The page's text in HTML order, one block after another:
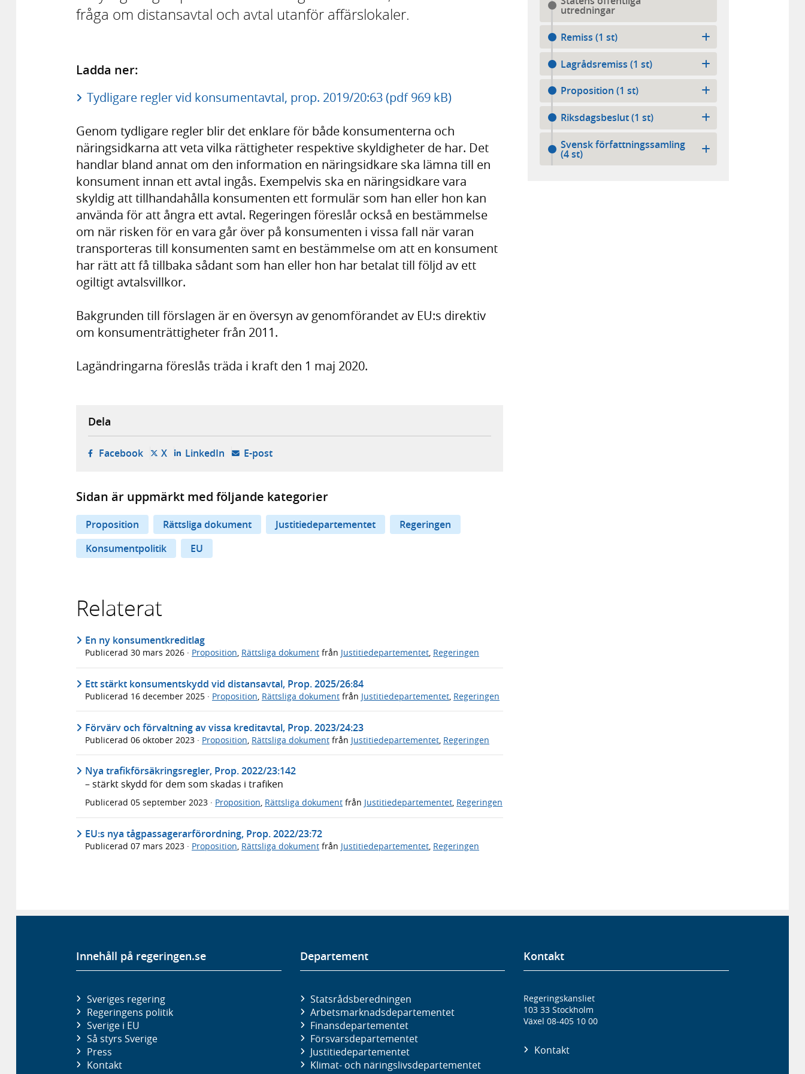
fråga om distansavtal och avtal utanför affärslokaler.
Ladda ner:
Tydligare regler vid konsumentavtal, prop. 2019/20:63 (pdf 969 kB)
Genom tydligare regler blir det enklare för både konsumenterna och
näringsidkarna att veta vilka rättigheter respektive skyldigheter de har. Det
handlar bland annat om den information en näringsidkare ska lämna till en
konsument innan ett avtal ingås. Exempelvis ska en näringsidkare vara
skyldig att tillhandahålla konsumenten ett formulär som han eller hon kan
använda för att ångra ett avtal. Regeringen föreslår också en bestämmelse
om när risken för en vara går över på konsumenten i vissa fall när varan
transporteras till konsumenten samt en bestämmelse om att en konsument
har rätt att få tillbaka sådant som han eller hon har betalat till följd av ett
ogiltigt avtalsvillkor.
Bakgrunden till förslagen är en översyn av genomförandet av EU:s direktiv
om konsumenträttigheter från 2011.
Lagändringarna föreslås träda i kraft den 1 maj 2020.
utredningar
Remiss (1 st)
Lagrådsremiss (1 st)
Proposition (1 st)
Riksdagsbeslut (1 st)
Svensk författningssamling
(4 st)
Dela
Facebook- öppnas i ny flik, extern webbplats,
X- öppnas i ny flik, extern webbplats,
LinkedIn- öppnas i ny flik, extern webbplats,
E-post- öppnar din e-postklient,
Sidan är uppmärkt med följande kategorier
Proposition Rättsliga dokument Justitiedepartementet
Regeringen
Konsumentpolitik
EU
Relaterat
En ny konsumentkreditlag
Publicerad 30 mars 2026 · Proposition, Rättsliga dokument från Justitiedepartementet, Regeringen
Ett stärkt konsumentskydd vid distansavtal, Prop. 2025/26:84
Publicerad 16 december 2025 · Proposition, Rättsliga dokument från Justitiedepartementet, Regeringen
Förvärv och förvaltning av vissa kreditavtal, Prop. 2023/24:23
Publicerad 06 oktober 2023 · Proposition Rättsliga dokument från Justitiedepartementet Regeringen
Nya trafikförsäkringsregler, Prop. 2022/23:142
– stärkt skydd för dem som skadas i trafiken
Publicerad 05 september 2023 · Proposition, Rättsliga dokument från Justitiedepartementet, Regeringen
EU:s nya tågpassagerarförordning, Prop. 2022/23:72
Publicerad 07 mars 2023 · Proposition, Rättsliga dokument från Justitiedepartementet, Regeringen
Innehåll på regeringen.se
Sveriges regering
Regeringens politik
Sverige i EU
Så styrs Sverige
Press
Kontakt
Departement
Statsrådsberedningen
Arbetsmarknads­departementet
Finans­departementet
Försvars­departementet
Justitie­departementet
Klimat- och näringslivs­departementet
Kontakt
Regeringskansliet
103 33 Stockholm
Växel 08-405 10 00
Kontakt